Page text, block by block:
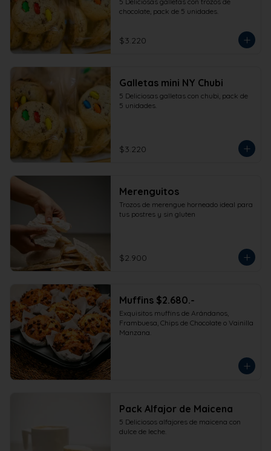
chocolate, pack de 5 unidades.
$3.220
Galletas mini NY Chubi
5 Deliciosas galletas con chubi, pack de
5 unidades.
$3.220
Merenguitos
Trozos de merengue horneado ideal para
tus postres y sin gluten
$2.900
Muffins $2.680.-
Exquisitos muffins de Arándanos,
Frambuesa, Chips de Chocolate o Vainilla
Manzana.
Pack Alfajor de Maicena
5 Deliciosos alfajores de maicena con
dulce de leche.